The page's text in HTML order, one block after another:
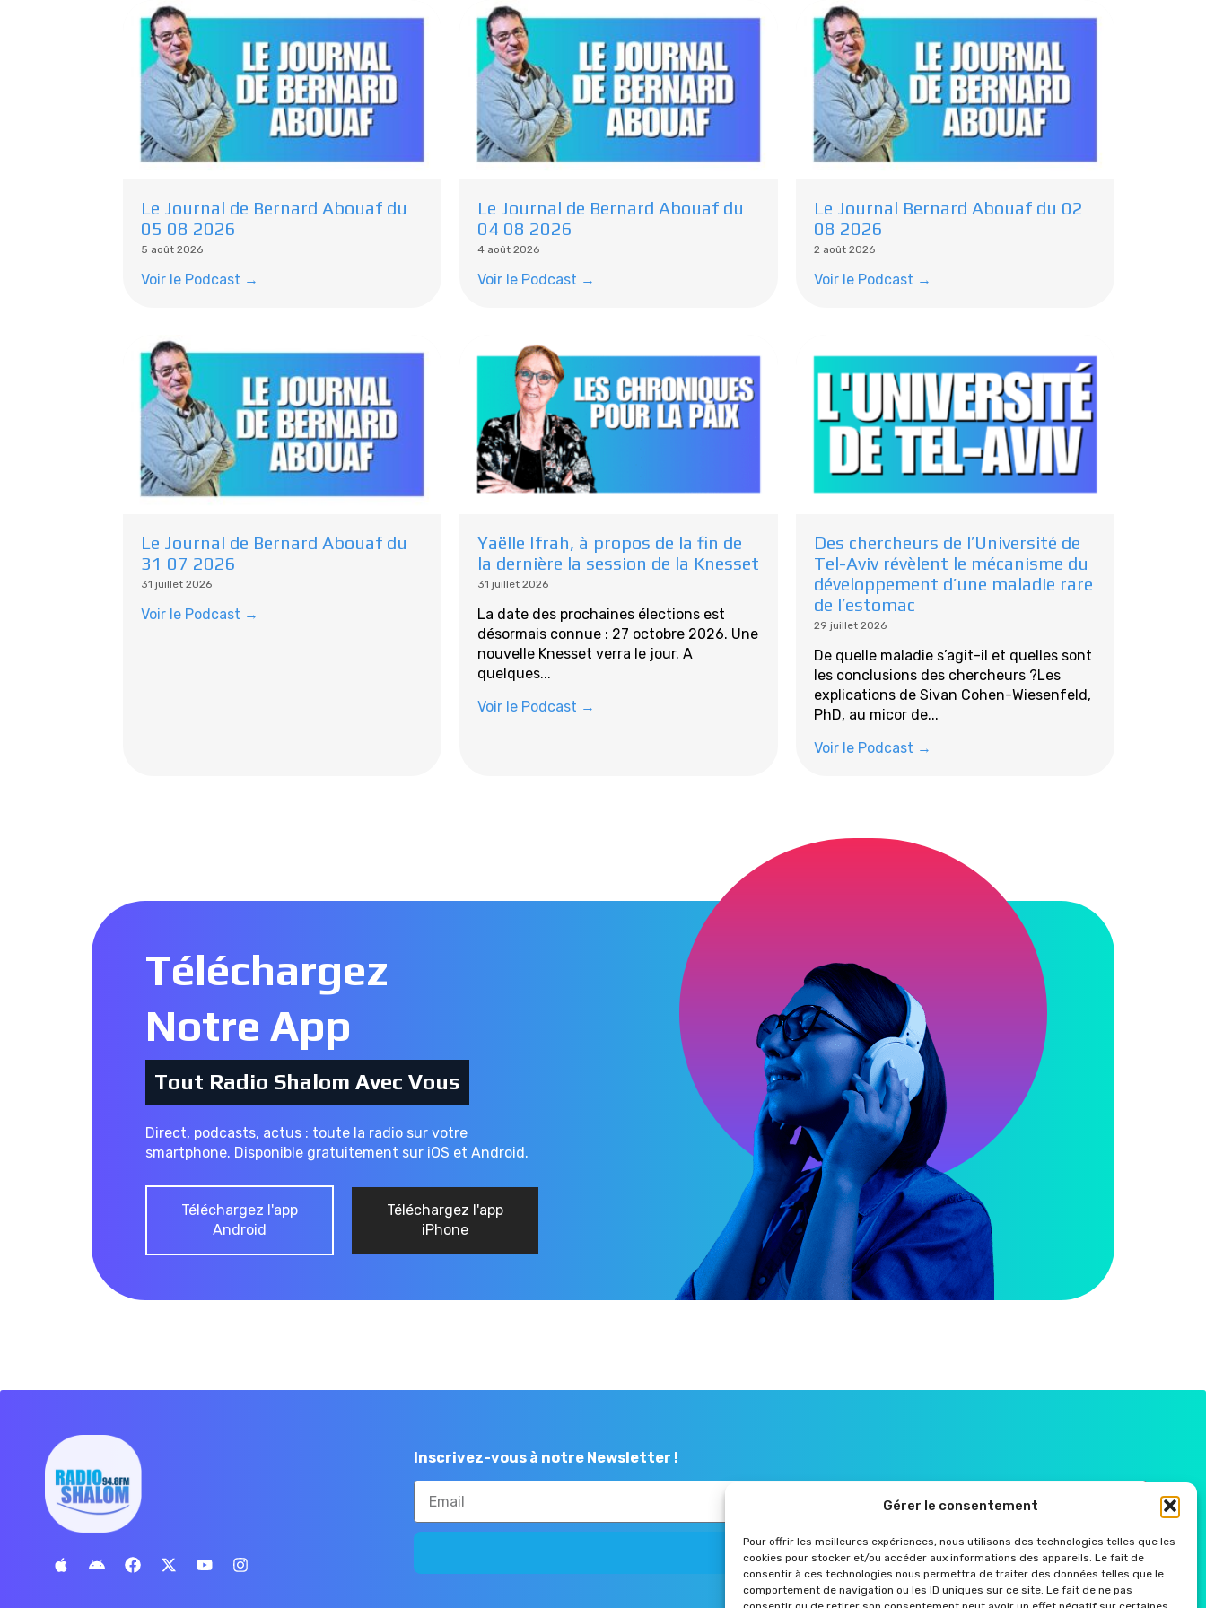
Gérer le consentement
Pour offrir les meilleures expériences, nous utilisons des technologies telles que les
cookies pour stocker et/ou accéder aux informations des appareils. Le fait de
consentir à ces technologies nous permettra de traiter des données telles que le
comportement de navigation ou les ID uniques sur ce site. Le fait de ne pas
Le Journal de Bernard Abouaf du
05 08 2026
5 août 2026
Voir le Podcast →
Le Journal de Bernard Abouaf du
04 08 2026
4 août 2026
Voir le Podcast →
Le Journal Bernard Abouaf du 02
08 2026
2 août 2026
Voir le Podcast →
Le Journal de Bernard Abouaf du
31 07 2026
31 juillet 2026
Voir le Podcast →
Yaëlle Ifrah, à propos de la fin de
la dernière la session de la Knesset
31 juillet 2026
La date des prochaines élections est
désormais connue : 27 octobre 2026. Une
nouvelle Knesset verra le jour. A
quelques...
Voir le Podcast →
Des chercheurs de l’Université de
Tel-Aviv révèlent le mécanisme du
développement d’une maladie rare
de l’estomac
29 juillet 2026
De quelle maladie s’agit-il et quelles sont
les conclusions des chercheurs ?Les
explications de Sivan Cohen-Wiesenfeld,
PhD, au micor de...
Voir le Podcast →
Téléchargez
Notre App
Tout Radio Shalom Avec Vous
Direct, podcasts, actus : toute la radio sur votre
smartphone. Disponible gratuitement sur iOS et Android.
Téléchargez l'app
Android
Téléchargez l'app
iPhone
Inscrivez-vous à notre Newsletter !
Envoyer